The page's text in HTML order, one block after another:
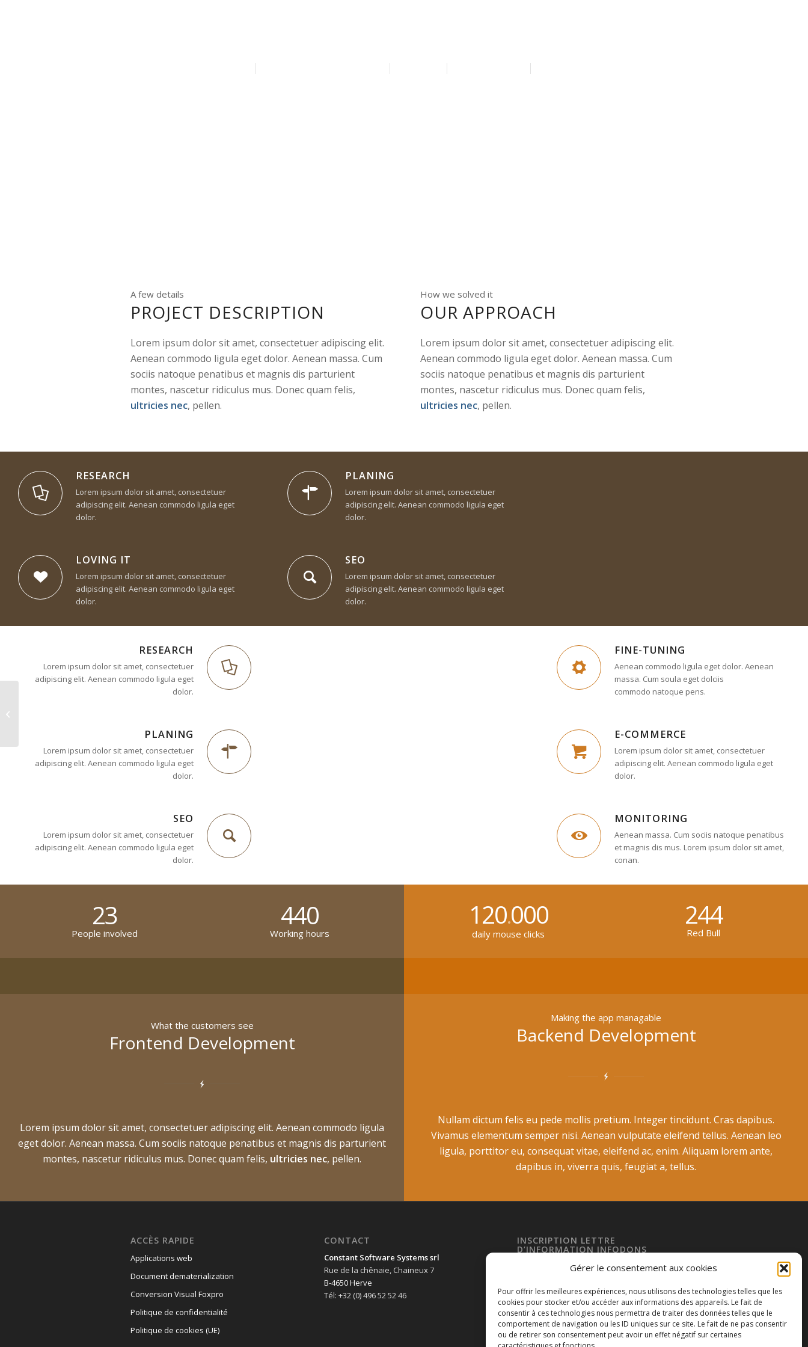
Gérer le consentement aux cookies
Pour offrir les meilleures expériences, nous utilisons des technologies telles que les
cookies pour stocker et/ou accéder aux informations des appareils. Le fait de
consentir à ces technologies nous permettra de traiter des données telles que le
comportement de navigation ou les ID uniques sur ce site. Le fait de ne pas consentir
ou de retirer son consentement peut avoir un effet négatif sur certaines
A few details
PROJECT DESCRIPTION
Lorem ipsum dolor sit amet, consectetuer adipiscing elit.
Aenean commodo ligula eget dolor. Aenean massa. Cum
sociis natoque penatibus et magnis dis parturient
montes, nascetur ridiculus mus. Donec quam felis,
ultricies nec, pellen.
How we solved it
OUR APPROACH
Lorem ipsum dolor sit amet, consectetuer adipiscing elit.
Aenean commodo ligula eget dolor. Aenean massa. Cum
sociis natoque penatibus et magnis dis parturient
montes, nascetur ridiculus mus. Donec quam felis,
ultricies nec, pellen.
RESEARCH
Lorem ipsum dolor sit amet, consectetuer
adipiscing elit. Aenean commodo ligula eget
dolor.
LOVING IT
Lorem ipsum dolor sit amet, consectetuer
adipiscing elit. Aenean commodo ligula eget
dolor.
PLANING
Lorem ipsum dolor sit amet, consectetuer
adipiscing elit. Aenean commodo ligula eget
dolor.
SEO
Lorem ipsum dolor sit amet, consectetuer
adipiscing elit. Aenean commodo ligula eget
dolor.
RESEARCH
Lorem ipsum dolor sit amet, consectetuer
adipiscing elit. Aenean commodo ligula eget
dolor.
PLANING
Lorem ipsum dolor sit amet, consectetuer
adipiscing elit. Aenean commodo ligula eget
dolor.
SEO
Lorem ipsum dolor sit amet, consectetuer
adipiscing elit. Aenean commodo ligula eget
dolor.
FINE-TUNING
Aenean commodo ligula eget dolor. Aenean
massa. Cum soula eget dolciis
commodo natoque pens.
E-COMMERCE
Lorem ipsum dolor sit amet, consectetuer
adipiscing elit. Aenean commodo ligula eget
dolor.
MONITORING
Aenean massa. Cum sociis natoque penatibus
et magnis dis mus. Lorem ipsum dolor sit amet,
conan.
23
People involved
440
Working hours
120.000
daily mouse clicks
244
Red Bull
What the customers see
Frontend Development
Lorem ipsum dolor sit amet, consectetuer adipiscing elit. Aenean commodo ligula
eget dolor. Aenean massa. Cum sociis natoque penatibus et magnis dis parturient
montes, nascetur ridiculus mus. Donec quam felis, ultricies nec, pellen.
Making the app managable
Backend Development
Nullam dictum felis eu pede mollis pretium. Integer tincidunt. Cras dapibus.
Vivamus elementum semper nisi. Aenean vulputate eleifend tellus. Aenean leo
ligula, porttitor eu, consequat vitae, eleifend ac, enim. Aliquam lorem ante,
dapibus in, viverra quis, feugiat a, tellus.
ACCÈS RAPIDE
Applications web
Document dematerialization
Conversion Visual Foxpro
Politique de confidentialité
Politique de cookies (UE)
CONTACT
Constant Software Systems srl
Rue de la chênaie, Chaineux 7
B-4650 Herve
Tél: +32 (0) 496 52 52 46
INSCRIPTION LETTRE
D’INFORMATION INFODONS
Adresse de messagerie
Envoyer